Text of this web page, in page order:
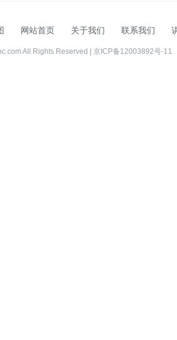
网站首页 关于我们 联系我们
All Rights Reserved | 京ICP备12003892号-11